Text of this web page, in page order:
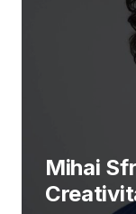
Mihai